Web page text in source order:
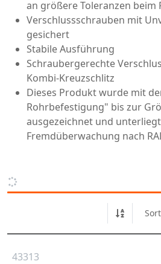
an größere Toleranzen beim
Verschlussschrauben mit
gesichert
Stabile Ausführung
Schraubergerechte
Kombi-Kreuzschlitz
Dieses Produkt wurde mit
Rohrbefestigung" bis zur
ausgezeichnet und
Fremdüberwachung nach
43313